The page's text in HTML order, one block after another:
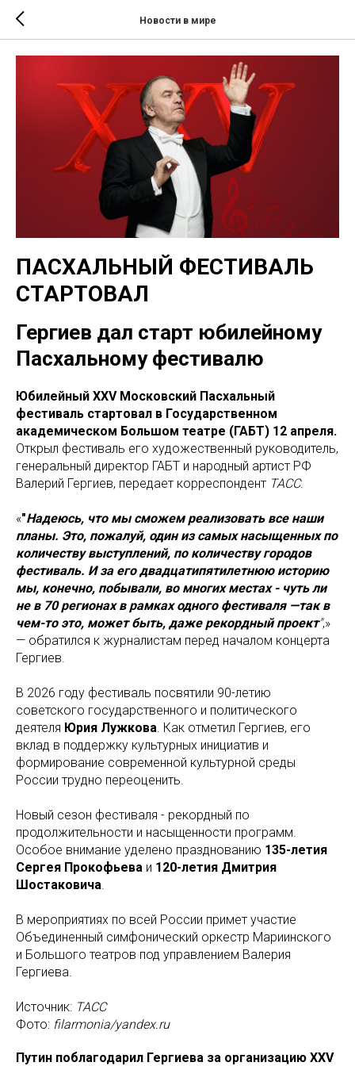
Новости в мире
ПАСХАЛЬНЫЙ ФЕСТИВАЛЬ
СТАРТОВАЛ
Гергиев дал старт юбилейному
Пасхальному фестивалю
Юбилейный XXV Московский Пасхальный
фестиваль стартовал в Государственном
академическом Большом театре (ГАБТ) 12 апреля.
Открыл фестиваль его художественный руководитель,
генеральный директор ГАБТ и народный артист РФ
Валерий Гергиев, передает корреспондент ТАСС.
«"Надеюсь, что мы сможем реализовать все наши
планы. Это, пожалуй, один из самых насыщенных по
количеству выступлений, по количеству городов
фестиваль. И за его двадцатипятилетнюю историю
мы, конечно, побывали, во многих местах - чуть ли
не в 70 регионах в рамках одного фестиваля —так в
чем-то это, может быть, даже рекордный проект",»
— обратился к журналистам перед началом концерта
Гергиев.
В 2026 году фестиваль посвятили 90-летию
советского государственного и политического
деятеля Юрия Лужкова . Как отметил Гергиев, его
вклад в поддержку культурных инициатив и
формирование современной культурной среды
России трудно переоценить.
Новый сезон фестиваля - рекордный по
продолжительности и насыщенности программ.
Особое внимание уделено празднованию 135-летия
Сергея Прокофьева и 120-летия Дмитрия
Шостаковича
В мероприятиях по всей России примет участие
Объединенный симфонический оркестр Мариинского
и Большого театров под управлением Валерия
Гергиева.
Источник: ТАСС
Фото: filarmonia/yandex.ru
Путин поблагодарил Гергиева за организацию XXV